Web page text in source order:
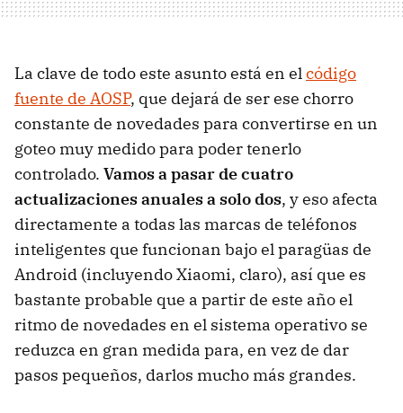
La clave de todo este asunto está en elcódigo
fuente de AOSP, que dejará de ser ese chorro
constante de novedades para convertirse en un
goteo muy medido para poder tenerlo
controlado. Vamos a pasar de cuatro
actualizaciones anuales a solo dos, y eso afecta
directamente a todas las marcas de teléfonos
inteligentes que funcionan bajo el paragüas de
Android (incluyendo Xiaomi, claro), así que es
bastante probable que a partir de este año el
ritmo de novedades en el sistema operativo se
reduzca en gran medida para, en vez de dar
pasos pequeños, darlos mucho más grandes.